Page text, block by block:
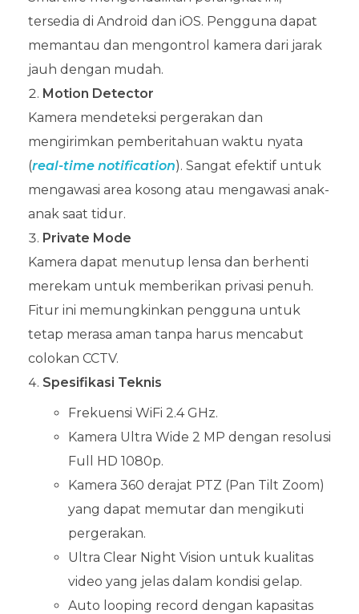
tersedia di Android dan iOS. Pengguna dapat
memantau dan mengontrol kamera dari jarak
jauh dengan mudah.
Motion Detector
Kamera mendeteksi pergerakan dan
mengirimkan pemberitahuan waktu nyata
(real-time notification). Sangat efektif untuk
mengawasi area kosong atau mengawasi anak-
anak saat tidur.
Private Mode
Kamera dapat menutup lensa dan berhenti
merekam untuk memberikan privasi penuh.
Fitur ini memungkinkan pengguna untuk
tetap merasa aman tanpa harus mencabut
colokan CCTV.
Spesifikasi Teknis
Frekuensi WiFi 2.4 GHz.
Kamera Ultra Wide 2 MP dengan resolusi
Full HD 1080p.
Kamera 360 derajat PTZ (Pan Tilt Zoom)
yang dapat memutar dan mengikuti
pergerakan.
Ultra Clear Night Vision untuk kualitas
video yang jelas dalam kondisi gelap.
Auto looping record dengan kapasitas